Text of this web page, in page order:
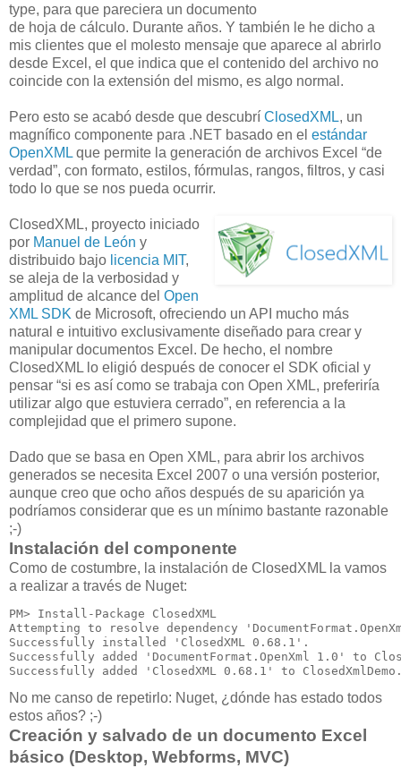
type, para que pareciera un documento
de hoja de cálculo. Durante años. Y también le he dicho a
mis clientes que el molesto mensaje que aparece al abrirlo
desde Excel, el que indica que el contenido del archivo no
coincide con la extensión del mismo, es algo normal.
Pero esto se acabó desde que descubrí ClosedXML, un
magnífico componente para .NET basado en el estándar
OpenXML que permite la generación de archivos Excel “de
verdad”, con formato, estilos, fórmulas, rangos, filtros, y casi
todo lo que se nos pueda ocurrir.
ClosedXML, proyecto iniciado
por Manuel de León y
distribuido bajo licencia MIT,
se aleja de la verbosidad y
amplitud de alcance del Open
XML SDK de Microsoft, ofreciendo un API mucho más
natural e intuitivo exclusivamente diseñado para crear y
manipular documentos Excel. De hecho, el nombre
ClosedXML lo eligió después de conocer el SDK oficial y
pensar “si es así como se trabaja con Open XML, preferiría
utilizar algo que estuviera cerrado”, en referencia a la
complejidad que el primero supone.
Dado que se basa en Open XML, para abrir los archivos
generados se necesita Excel 2007 o una versión posterior,
aunque creo que ocho años después de su aparición ya
podríamos considerar que es un mínimo bastante razonable
;-)
Instalación del componente
Como de costumbre, la instalación de ClosedXML la vamos
a realizar a través de Nuget:
PM> Install-Package ClosedXML
Attempting to resolve dependency
Successfully installed 'ClosedXML 0.68.1'.
Successfully added 'DocumentFormat.OpenXml 1.0' to
Successfully added 'ClosedXML 0.68.1' to
No me canso de repetirlo: Nuget, ¿dónde has estado todos
estos años? ;-)
Creación y salvado de un documento Excel
básico (Desktop, Webforms, MVC)